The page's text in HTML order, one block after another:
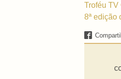
Troféu TV
8ª edição